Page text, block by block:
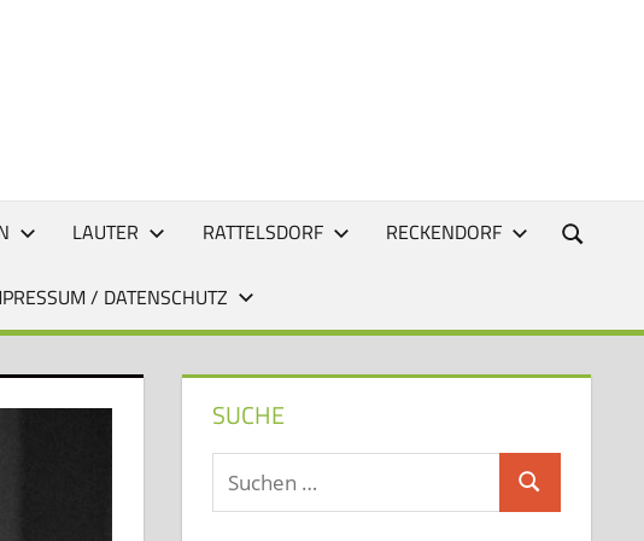
LAUTER RATTELSDORF RECKENDORF
/ DATENSCHUTZ
SUCHE
Suchen
nach:
Suchen